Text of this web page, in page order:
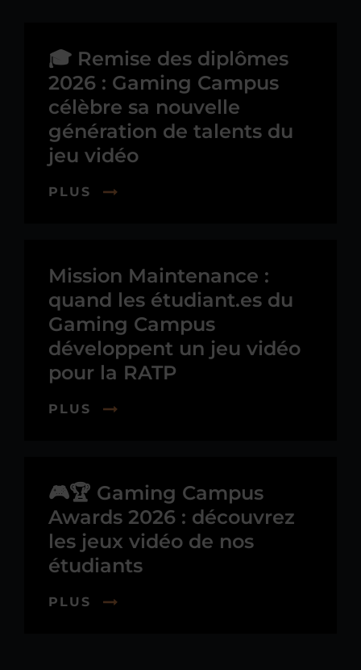
🎓 Remise des diplômes
2026 : Gaming Campus
célèbre sa nouvelle
génération de talents du
jeu vidéo
PLUS
Mission Maintenance :
quand les étudiant.es du
Gaming Campus
développent un jeu vidéo
pour la RATP
PLUS
🎮🏆 Gaming Campus
Awards 2026 : découvrez
les jeux vidéo de nos
étudiants
PLUS